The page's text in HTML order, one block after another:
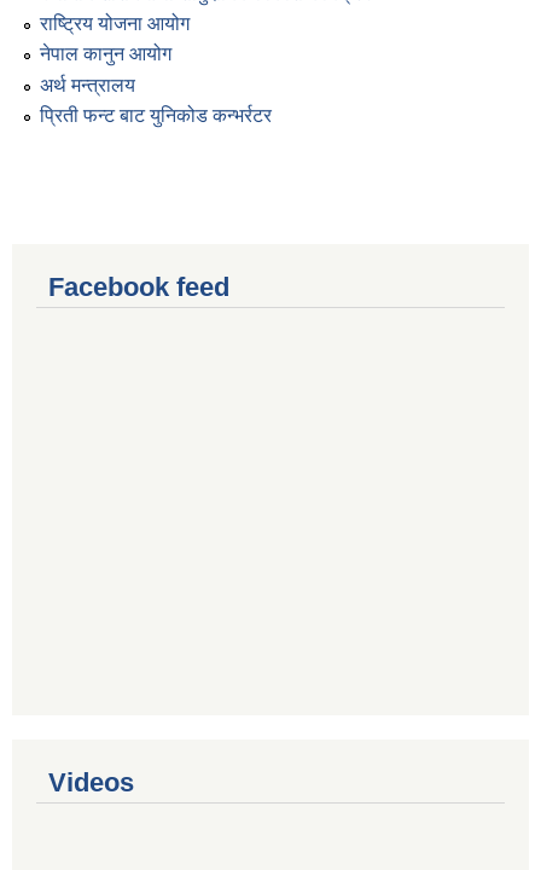
राष्ट्रिय योजना आयोग
नेपाल कानुन आयोग
अर्थ मन्त्रालय
प्रिती फन्ट बाट युनिकोड कन्भर्रटर
Facebook feed
Videos